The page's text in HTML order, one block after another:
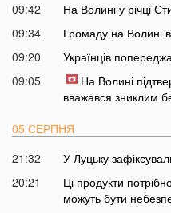
09:42
На Волині у річці
09:34
Громаду на Волині
09:20
Українців
09:05
На Волині
вважався зниклим
05 СЕРПНЯ
21:32
У Луцьку
20:21
Ці продукти
можуть бути